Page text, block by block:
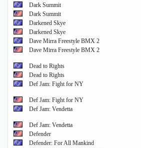
Dark Summit
Dark Summit
Darkened Skye
Darkened Skye
Dave Mirra Freestyle BMX 2
Dave Mirra Freestyle BMX 2
Dead to Rights
Dead to Rights
Def Jam: Fight for NY
Def Jam: Fight for NY
Def Jam: Vendetta
Def Jam: Vendetta
Defender
Defender: For All Mankind